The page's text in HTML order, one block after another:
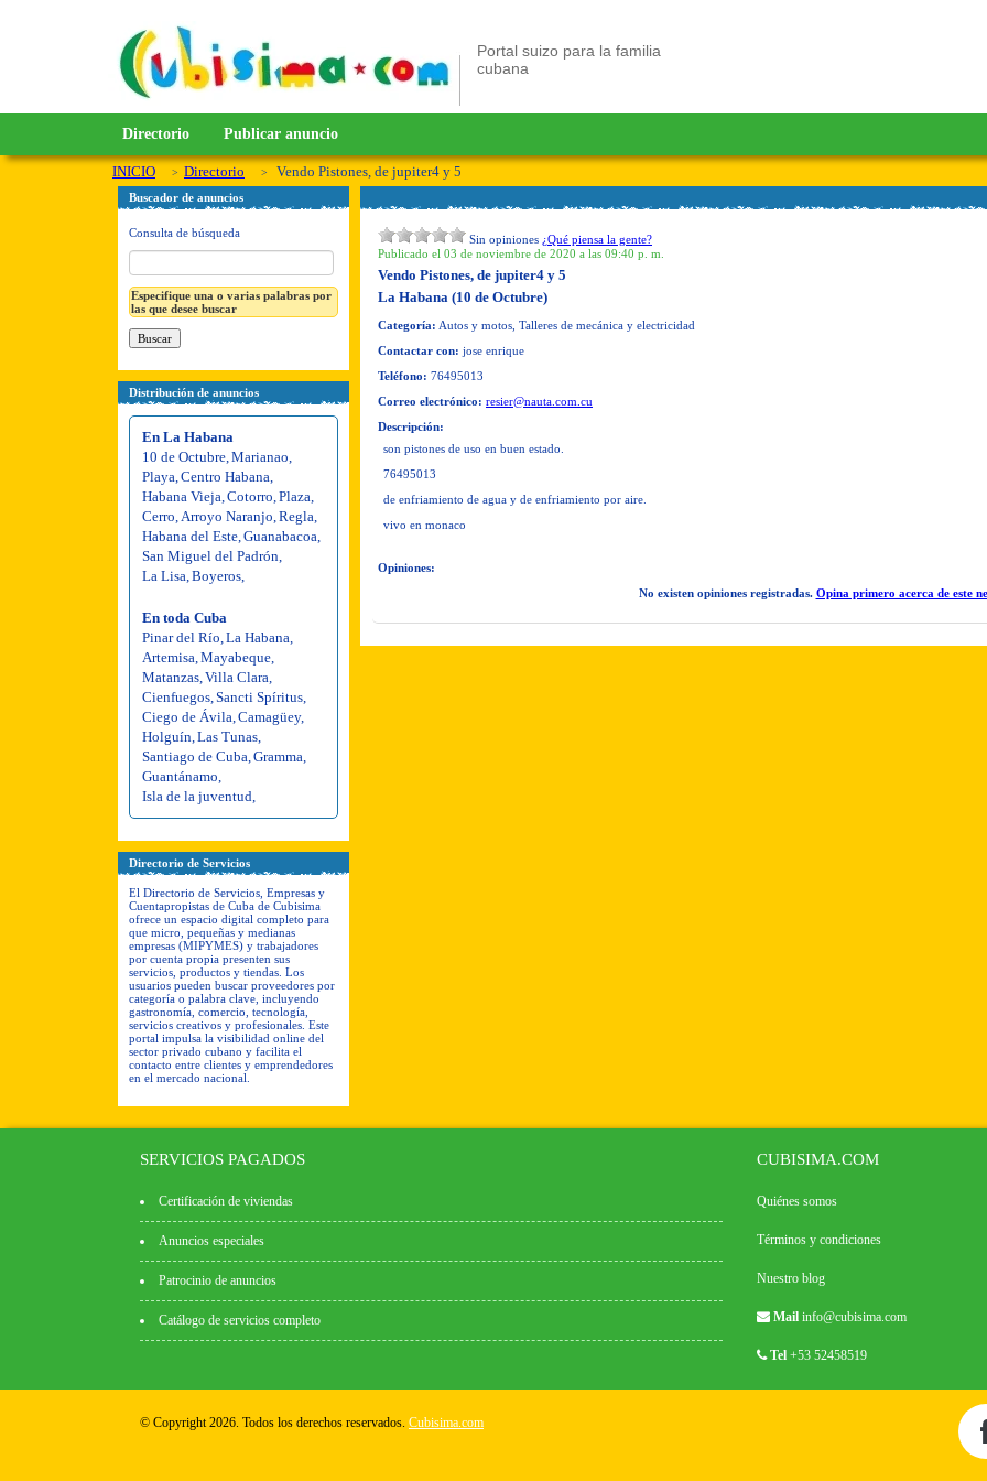
Portal suizo para la familia
cubana
Directorio Publicar anuncio
INICIO Directorio Vendo Pistones, de jupiter4 y 5
Buscador de anuncios
Consulta de búsqueda
Especifique una o varias palabras por
las que desee buscar
Distribución de anuncios
En La Habana
10 de Octubre Marianao
Playa Centro Habana
Habana Vieja Cotorro Plaza
Cerro Arroyo Naranjo Regla
Habana del Este Guanabacoa
San Miguel del Padrón
La Lisa Boyeros
En toda Cuba
Pinar del Río La Habana
Artemisa Mayabeque
Matanzas Villa Clara
Cienfuegos Sancti Spíritus
Ciego de Ávila Camagüey,
Holguín Las Tunas
Santiago de Cuba Gramma
Guantánamo
Isla de la juventud
Directorio de Servicios
El Directorio de Servicios, Empresas y
Cuentapropistas de Cuba de Cubisima
ofrece un espacio digital completo para
que micro, pequeñas y medianas
empresas (MIPYMES) y trabajadores
por cuenta propia presenten sus
servicios, productos y tiendas. Los
usuarios pueden buscar proveedores por
categoría o palabra clave, incluyendo
gastronomía, comercio, tecnología,
servicios creativos y profesionales. Este
portal impulsa la visibilidad online del
sector privado cubano y facilita el
contacto entre clientes y emprendedores
en el mercado nacional.
Sin opiniones ¿Qué piensa la gente?
Publicado el 03 de noviembre de 2020 a las 09:40 p. m.
Vendo Pistones, de jupiter4 y 5
La Habana (10 de Octubre)
Categoría: Autos y motos, Talleres de mecánica y electricidad
Contactar con: jose enrique
Teléfono: 76495013
Correo electrónico: resier@nauta.com.cu
Descripción:
son pistones de uso en buen estado.
76495013
de enfriamiento de agua y de enfriamiento por aire.
vivo en monaco
Opiniones:
No existen opiniones registradas. Opina primero acerca de este
SERVICIOS PAGADOS
Certificación de viviendas
Anuncios especiales
Patrocinio de anuncios
Catálogo de servicios completo
CUBISIMA.COM
Quiénes somos
Términos y condiciones
Nuestro blog
Mail info@cubisima.com
Tel +53 52458519
© Copyright 2026. Todos los derechos reservados. Cubisima.com